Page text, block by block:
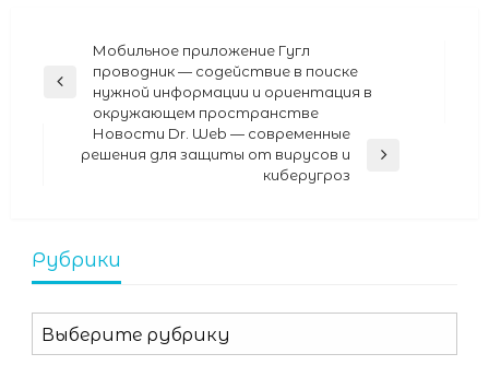
Навигация
по
записям
Previous
Мобильное приложение Гугл
проводник — содействие в поиске
нужной информации и ориентация в
окружающем пространстве
Next
Новости Dr. Web — современные
решения для защиты от вирусов и
киберугроз
Рубрики
Рубрики